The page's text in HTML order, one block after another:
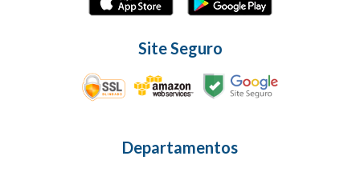
Site Seguro
Departamentos